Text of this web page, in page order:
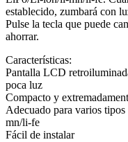
establecido, zumbará con
Pulse la tecla que puede
ahorrar.
Características:
Pantalla LCD
poca luz
Compacto y
Adecuado para varios
mn/li-fe
Fácil de instalar